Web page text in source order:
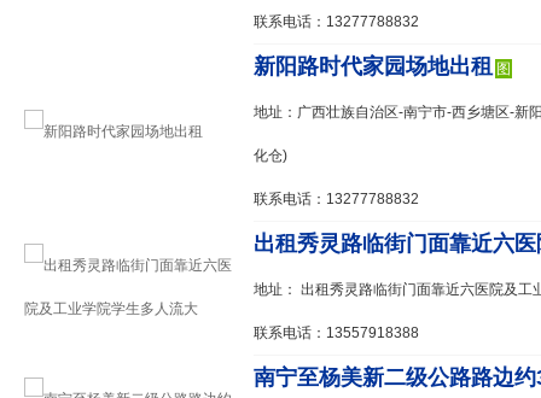
联系电话：13277788832
新阳路时代家园场地出租 图
地址：广西壮族自治区-南宁市-西乡塘区-新
化仓)
联系电话：13277788832
出租秀灵路临街门面靠近六
地址： 出租秀灵路临街门面靠近六医院及工
联系电话：13557918388
南宁至杨美新二级公路路边